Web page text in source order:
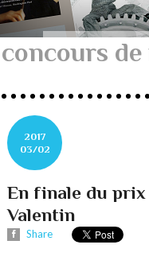
concours de
2017
03/02
En finale du
Valentin
Share